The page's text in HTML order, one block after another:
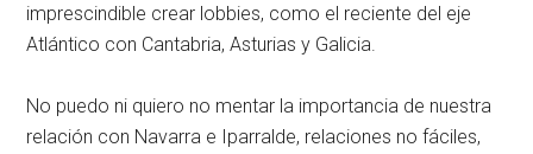
imprescindible crear lobbies, como el reciente del eje
Atlántico con Cantabria, Asturias y Galicia.
No puedo ni quiero no mentar la importancia de nuestra
relación con Navarra e Iparralde, relaciones no fáciles,